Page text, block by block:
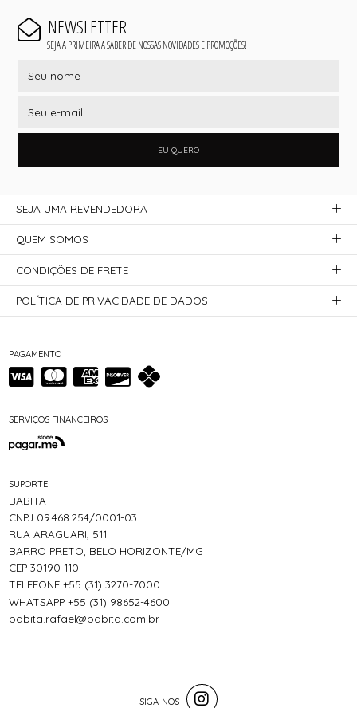
NEWSLETTER
SEJA A PRIMEIRA A SABER DE NOSSAS NOVIDADES E PROMOÇÕES!
EU QUERO
PAGAMENTO
SERVIÇOS FINANCEIROS
SUPORTE
BABITA
CNPJ 09.468.254/0001-03
RUA ARAGUARI, 511
BARRO PRETO, BELO HORIZONTE/MG
CEP 30190-110
TELEFONE +55 (31) 3270-7000
WHATSAPP +55 (31) 98652-4600
babita.rafael@babita.com.br
SEJA UMA REVENDEDORA
QUEM SOMOS
CONDIÇÕES DE FRETE
POLÍTICA DE PRIVACIDADE DE DADOS